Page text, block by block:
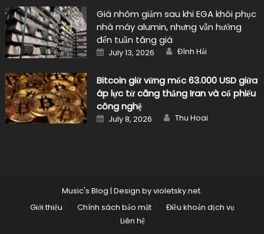
Giá nhôm giảm sau khi EGA khôi phục
nhà máy alumin, nhưng vẫn hướng
đến tuần tăng giá
Posted
on
July 13, 2026 Author
Đình Hải
Bitcoin giữ vững mốc 63.000 USD giữa
áp lực từ căng thẳng Iran và cổ phiếu
công nghệ
Posted
on
July 8, 2026 Author
Thu Hoai
Music's Blog | Design byvioletsky.net.
Giới thiệu
Chính sách bảo mật
Điều khoản dịch vụ
Liên hệ